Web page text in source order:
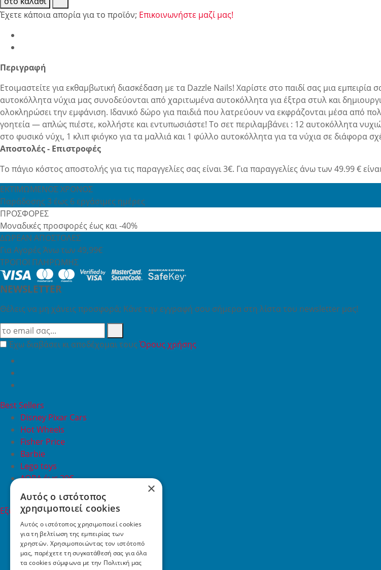
Έχετε κάποια απορία για το προϊόν; Επικοινωνήστε μαζί μας!
Περιγραφή
Ετοιμαστείτε για εκθαμβωτική διασκέδαση με τα Dazzle Nails! Χαρίστε στο παιδί σας μια
αυτοκόλλητα νύχια μας συνοδεύονται από χαριτωμένα αυτοκόλλητα για έξτρα στυλ και
ολοκληρώσει την εμφάνιση. Ιδανικό δώρο για παιδιά που λατρεύουν να εκφράζονται μέσα από
γοητεία — απλώς πιέστε, κολλήστε και εντυπωσιάστε! Το σετ περιλαμβάνει : 12 αυτοκόλλητα
στο φυσικό νύχι, 1 κλιπ φιόγκο για τα μαλλιά και 1 φύλλο αυτοκόλλητα για τα νύχια σε διάφορα
Αποστολές - Επιστροφές
Το πάγιο κόστος αποστολής για τις παραγγελίες σας είναι 3€. Για παραγγελίες άνω των 49.99 €
ΕΚΤΙΜΩΜΕΝΟΣ ΧΡΟΝΟΣ
Παράδοσης 3 έως 6 εργάσιμες ημέρες
ΠΡΟΣΦΟΡΕΣ
Μοναδικές προσφορές έως και -40%
ΔΩΡΕΑΝ ΑΠΟΣΤΟΛΕΣ
Για Αγορές Άνω των 49,99€
ΤΡΟΠΟΙ ΠΛΗΡΩΜΗΣ
NEWSLETTER
Θέλεις να μη χάνεις προσφορά; Κάνε την εγγραφή σου σήμερα στη λίστα του newsletter μας!
Έχω διαβάσει κι αποδέχομαι τουςΌρους χρήσης
Best Sellers
Disney Pixar Cars
Hot Wheels
Fisher Price
Barbie
Lego toys
ΔΩΡΑ έως 20€
ΠΡΟΣΦΟΡΕΣ
Εξυπηρέτηση Πελατών
Εξυπηρέτηση πελατών
Συχνές ερωτήσεις
Όροι χρήσης
Τρόποι Πληρωμής
×
Αυτός ο ιστότοπος
χρησιμοποιεί cookies
Αυτός ο ιστότοπος χρησιμοποιεί cookies
για τη βελτίωση της εμπειρίας των
χρηστών. Χρησιμοποιώντας τον ιστότοπό
μας, παρέχετε τη συγκατάθεσή σας για όλα
τα cookies σύμφωνα με την Πολιτική μας